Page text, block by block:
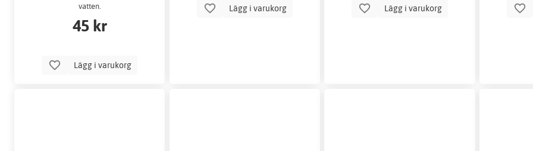
vatten.
45 kr
Lägg i varukorg
Lägg i varukorg Lägg i varukorg